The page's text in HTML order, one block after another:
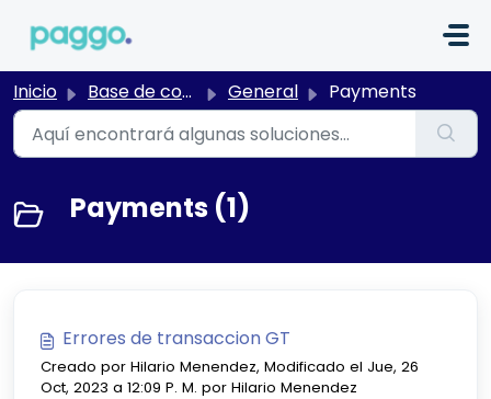
Inicio Base de conocimientos General Payments
Payments (1)
Errores de transaccion GT
Creado por Hilario Menendez, Modificado el Jue, 26
Oct, 2023 a 12:09 P. M. por Hilario Menendez